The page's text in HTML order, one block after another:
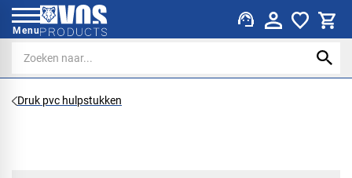
Menu support_agent
Druk pvc hulpstukken